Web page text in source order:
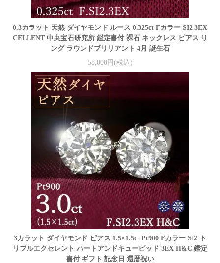
0.3カラット 天然 ダイヤモンド ルース 0.325ct Fカラー SI2 3EX
CELLENT 中央宝石研究所 鑑定書付 裸石 ネックレス ピアス リ
ング ラウンドブリリアント 4月 誕生石
58,000円(税込)
3カラット ダイヤモンド ピアス 1.5×1.5ct Pt900 Fカラー SI2 ト
リプルエクセレント ハートアンドキューピッド 3EX H&C 鑑定
書付 ギフト 記念日 還暦祝い